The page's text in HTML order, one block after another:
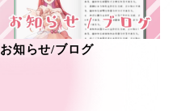
お知らせ/ブログ